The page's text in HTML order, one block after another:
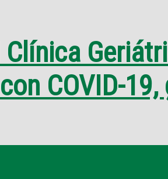
COVID-